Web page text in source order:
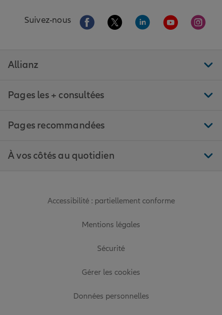
Suivez-nous Aller sur la page Facebook de Allianz
Aller sur la page Twitter de
Aller sur la page
Aller sur la
Aller
Allianz
Pages les + consultées
Pages recommandées
À vos côtés au quotidien
Accessibilité : partiellement conforme
Mentions légales
Sécurité
Gérer les cookies
Données personnelles